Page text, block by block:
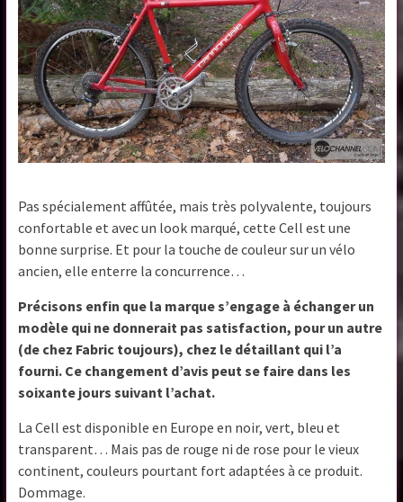
Pas spécialement affûtée, mais très polyvalente, toujours
confortable et avec un look marqué, cette Cell est une
bonne surprise. Et pour la touche de couleur sur un vélo
ancien, elle enterre la concurrence…
Précisons enfin que la marque s’engage à échanger un
modèle qui ne donnerait pas satisfaction, pour un autre
(de chez Fabric toujours), chez le détaillant qui l’a
fourni. Ce changement d’avis peut se faire dans les
soixante jours suivant l’achat.
La Cell est disponible en Europe en noir, vert, bleu et
transparent… Mais pas de rouge ni de rose pour le vieux
continent, couleurs pourtant fort adaptées à ce produit.
Dommage.